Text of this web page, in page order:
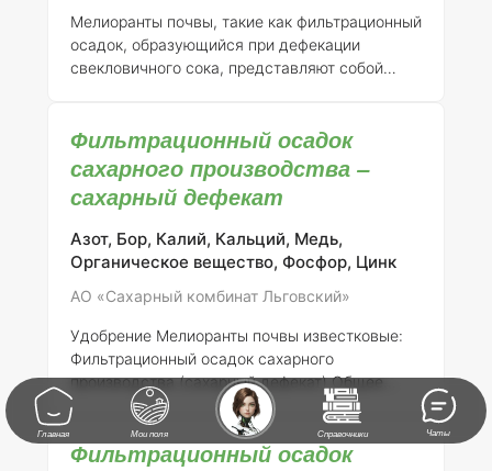
плодородия.
Состав элементов:
Фильтрационный осадок свекловичного сока
можно оха
Мелиоранты почвы, такие как фильтрационный
осадок, образующийся при дефекации
свекловичного сока, представляют собой
общество «Кристалл-2» зарегистрировало
данный продукт под номером 698-12-3130-1,
что подтверждает его легальность и
возможность применения в сельском
хозяйстве России. ### Описание продукта
Фильтрационный осадок представляет собой
осадок, образующийся при фильтрации
свекловичного сока, который содержит в себе
магний, кали
Фильтрационный осадок
сахарного производства –
сахарный дефекат
Азот, Бор, Калий, Кальций, Медь,
Органическое вещество, Фосфор, Цинк
АО «Сахарный комбинат Льговский»
Удобрение Мелиоранты почвы известковые:
Фильтрационный осадок сахарного
производства (сахарный дефекат) Общее
описание:Фильтрационный осадок сахарного
производства, известный как сахарный
дефекат, представляет собой побочный
Фильтрационный осадок
Главная Мои поля Справочники Чаты